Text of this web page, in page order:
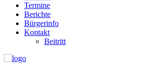
Termine
Berichte
Bürgerinfo
Kontakt
Beitritt